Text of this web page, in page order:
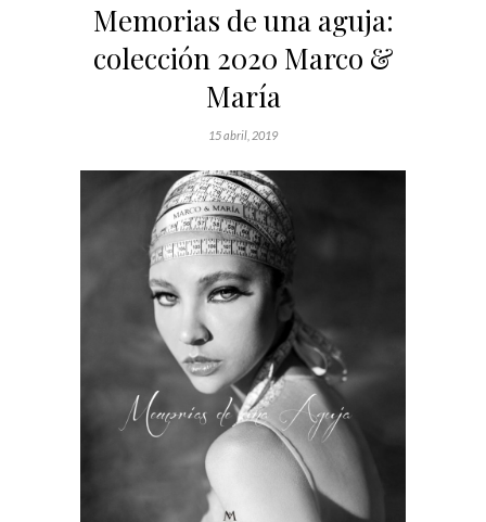
Memorias de una aguja:
colección 2020 Marco &
María
15 abril, 2019